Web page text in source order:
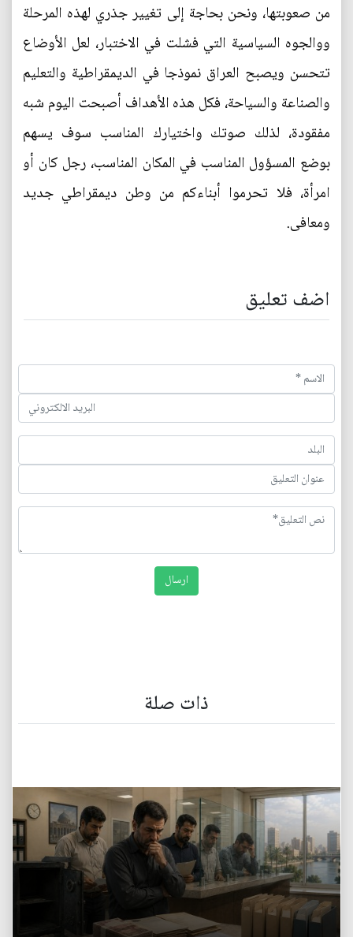
من صعوبتها، ونحن بحاجة إلى تغيير جذري لهذه المرحلة
ووالجوه السياسية التي فشلت في الاختبار، لعل الأوضاع
تتحسن ويصبح العراق نموذجا في الديمقراطية والتعليم
والصناعة والسياحة، فكل هذه الأهداف أصبحت اليوم شبه
مفقودة، لذلك صوتك واختيارك المناسب سوف يسهم
بوضع المسؤول المناسب في المكان المناسب، رجل كان أو
امرأة، فلا تحرموا أبناءكم من وطن ديمقراطي جديد
ومعافى.
اضف تعليق
ذات صلة